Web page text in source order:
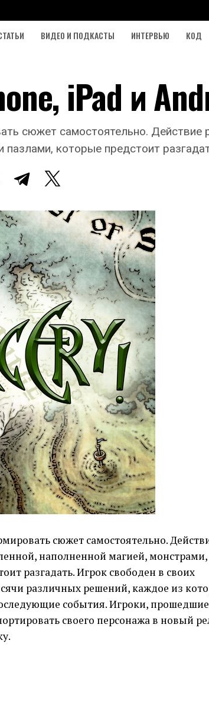
ВИДЕО И ПОДКАСТЫ ИНТЕРВЬЮ КОД
iPad и
сюжет самостоятельно.
которые предстоит
сюжет самостоятельно.
наполненной магией, монстрами,
разгадать. Игрок свободен в своих
различных решений, каждое из
события. Игроки, прошедшие
своего персонажа в новый